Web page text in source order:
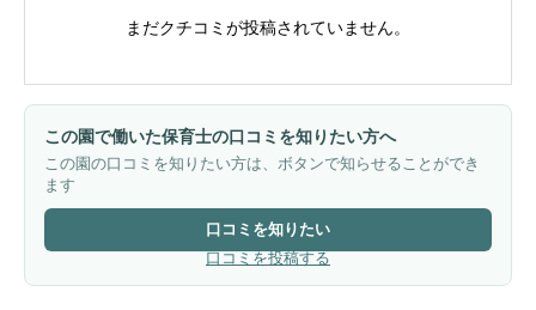
まだクチコミが投稿されていません。
この園で働いた保育士の口コミを知りたい方へ
この園の口コミを知りたい方は、ボタンで知らせることができ
ます
口コミを知りたい
口コミを投稿する